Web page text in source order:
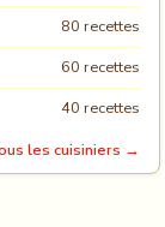
80 recettes
60 recettes
40 recettes
les cuisiniers →